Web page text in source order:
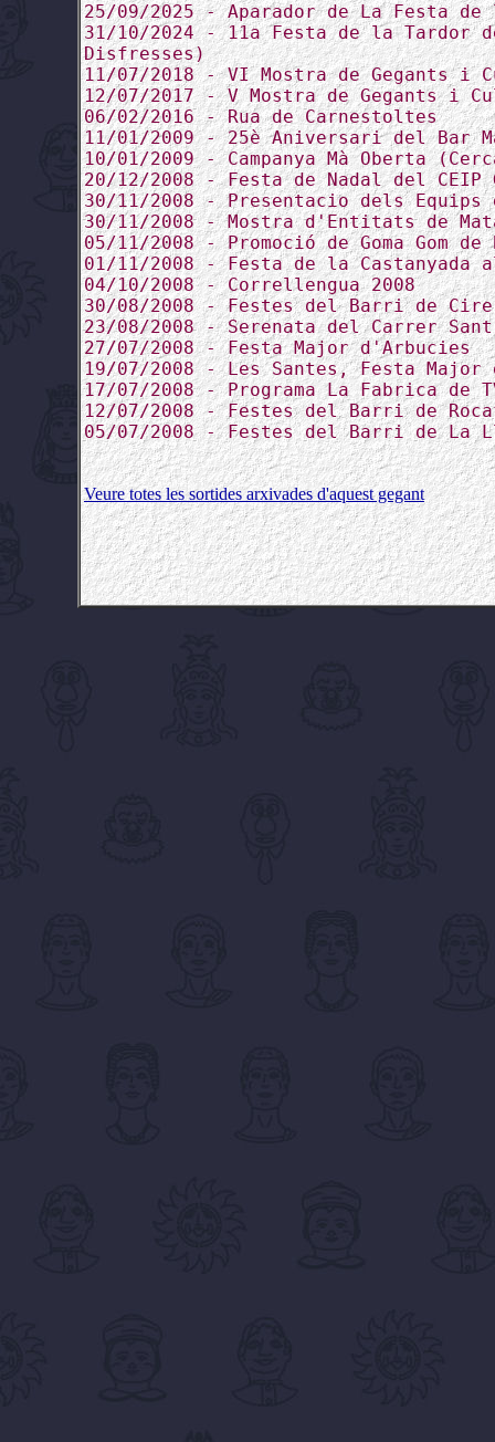
25/09/2025 - Aparador de La Festa
31/10/2024 - 11a Festa de la
Disfresses)
11/07/2018 - VI Mostra de Gegants i
12/07/2017 - V Mostra de Gegants i
06/02/2016 - Rua de Carnestoltes
11/01/2009 - 25è Aniversari del Bar
10/01/2009 - Campanya Mà Oberta
20/12/2008 - Festa de Nadal del CEIP
30/11/2008 - Presentacio dels Equips
30/11/2008 - Mostra d'Entitats de
05/11/2008 - Promoció de Goma Gom
01/11/2008 - Festa de la Castanyada al
04/10/2008 - Correllengua 2008
30/08/2008 - Festes del Barri de
23/08/2008 - Serenata del Carrer Sant
27/07/2008 - Festa Major d'Arbucies
19/07/2008 - Les Santes, Festa Major
17/07/2008 - Programa La Fabrica de
12/07/2008 - Festes del Barri de
05/07/2008 - Festes del Barri de La
Veure totes les sortides arxivades d'aquest gegant